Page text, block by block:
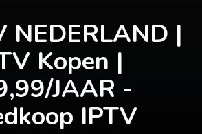
NEDERLAND |
Kopen |
JAAR -
IPTV